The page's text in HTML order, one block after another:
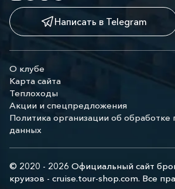
Написать в Telegram
О клубе
Карта сайта
Теплоходы
Акции и спецпредложения
Политика организации об обработке
данных
© 2020 - 2026 Официальный сайт
круизов - cruise.tour-shop.com. Все